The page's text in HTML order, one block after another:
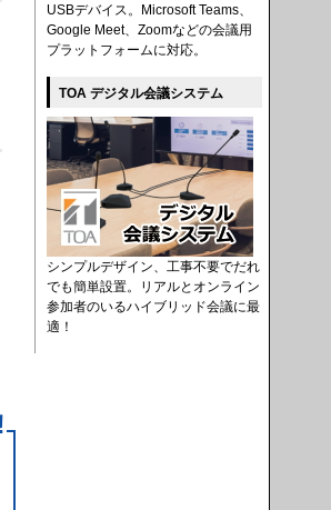
USBデバイス。Microsoft Teams、
Google Meet、Zoomなどの会議用
プラットフォームに対応。
TOA デジタル会議システム
シンプルデザイン、工事不要でだれ
でも簡単設置。リアルとオンライン
参加者のいるハイブリッド会議に最
適！